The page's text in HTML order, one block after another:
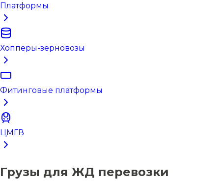
Платформы
Хопперы-зерновозы
Фитинговые платформы
ЦМГВ
Грузы для ЖД перевозки